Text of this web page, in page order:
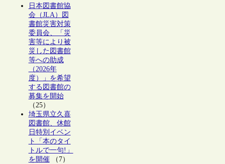
日本図書館協
会（JLA）図
書館災害対策
委員会、「災
害等により被
災した図書館
等への助成
（2026年
度）」を希望
する図書館の
募集を開始
（25）
埼玉県立久喜
図書館、休館
日特別イベン
ト「本のタイ
トルで一句!」
を開催（7）